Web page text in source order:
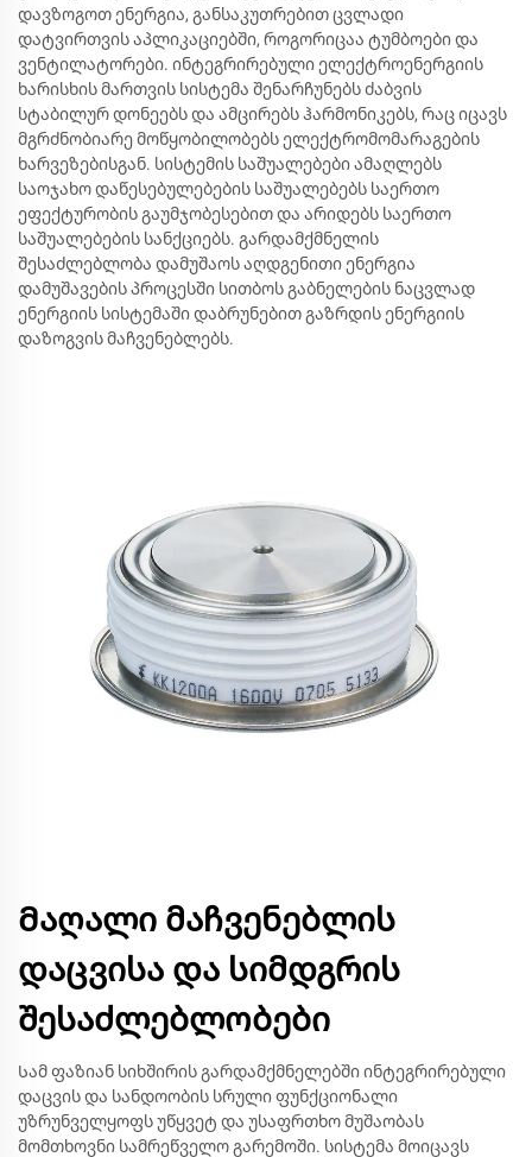
დავზოგოთ ენერგია, განსაკუთრებით ცვლადი
დატვირთვის აპლიკაციებში, როგორიცაა ტუმბოები და
ვენტილატორები. ინტეგრირებული ელექტროენერგიის
ხარისხის მართვის სისტემა შენარჩუნებს ძაბვის
სტაბილურ დონეებს და ამცირებს ჰარმონიკებს, რაც იცავს
მგრძნობიარე მოწყობილობებს ელექტრომომარაგების
ხარვეზებისგან. სისტემის საშუალებები ამაღლებს
საოჯახო დაწესებულებების საშუალებებს საერთო
ეფექტურობის გაუმჯობესებით და არიდებს საერთო
საშუალებების სანქციებს. გარდამქმნელის
შესაძლებლობა დამუშაოს აღდგენითი ენერგია
დამუშავების პროცესში სითბოს გაბნელების ნაცვლად
ენერგიის სისტემაში დაბრუნებით გაზრდის ენერგიის
დაზოგვის მაჩვენებლებს.
Მაღალი მაჩვენებლის
დაცვისა და სიმდგრის
შესაძლებლობები
Სამ ფაზიან სიხშირის გარდამქმნელებში ინტეგრირებული
დაცვის და სანდოობის სრული ფუნქციონალი
უზრუნველყოფს უწყვეტ და უსაფრთხო მუშაობას
მომთხოვნი სამრეწველო გარემოში. სისტემა მოიცავს